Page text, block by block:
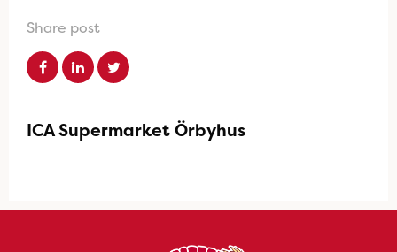
Share post
ICA Supermarket Örbyhus